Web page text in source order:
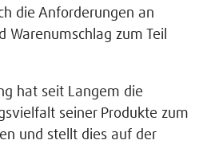
die Anforderungen an
Warenumschlag zum Teil
hat seit Langem die
seiner Produkte zum
und stellt dies auf der